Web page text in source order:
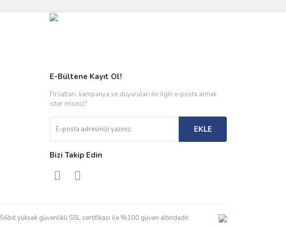
E-Bültene Kayıt Ol!
Fırsatları, kampanya ve duyuruları ile ilgili e-posta almak
ister misiniz?
EKLE
Bizi Takip Edin
yüksek güvenlikli SSL sertifikası ile %100 güven altındadır.